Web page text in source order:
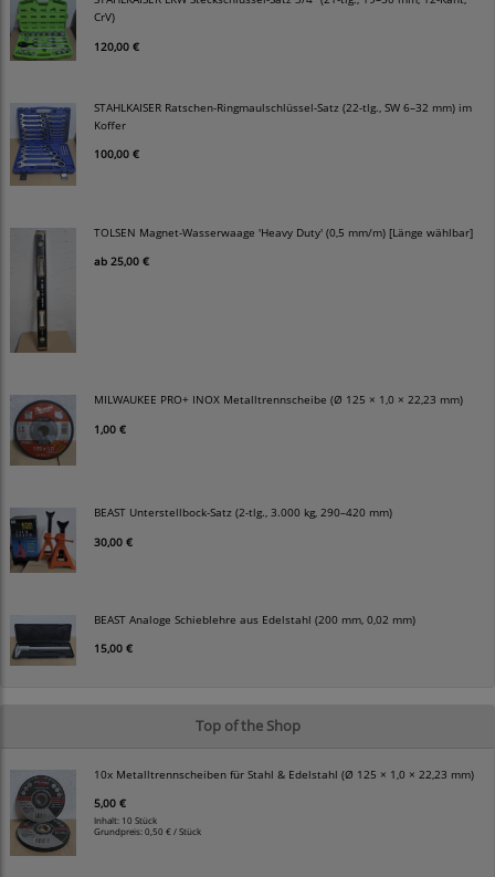
CrV)
120,00 €
STAHLKAISER Ratschen-Ringmaulschlüssel-Satz (22-tlg., SW 6–32 mm) im
Koffer
100,00 €
TOLSEN Magnet-Wasserwaage 'Heavy Duty' (0,5 mm/m) [Länge wählbar]
ab 25,00 €
MILWAUKEE PRO+ INOX Metalltrennscheibe (Ø 125 × 1,0 × 22,23 mm)
1,00 €
BEAST Unterstellbock-Satz (2-tlg., 3.000 kg, 290–420 mm)
30,00 €
BEAST Analoge Schieblehre aus Edelstahl (200 mm, 0,02 mm)
15,00 €
Top of the Shop
10x Metalltrennscheiben für Stahl & Edelstahl (Ø 125 × 1,0 × 22,23 mm)
5,00 €
Inhalt: 10 Stück
Grundpreis:0,50 € / Stück